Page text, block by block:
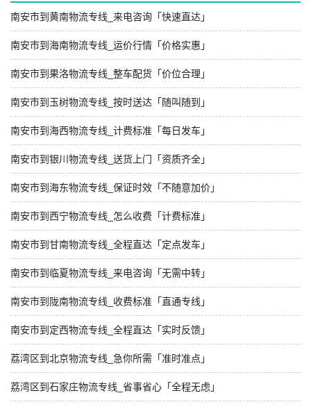
南安市到黄南物流专线_来电咨询「快速直达」
南安市到海南物流专线_运价行情「价格实惠」
南安市到果洛物流专线_整车配货「价位合理」
南安市到玉树物流专线_按时送达「随叫随到」
南安市到海西物流专线_计费标准「每日发车」
南安市到银川物流专线_送货上门「资质齐全」
南安市到海东物流专线_保证时效「不随意加价」
南安市到西宁物流专线_怎么收费「计费标准」
南安市到甘南物流专线_全程直达「定点发车」
南安市到临夏物流专线_来电咨询「无需中转」
南安市到陇南物流专线_收费标准「直通专线」
南安市到定西物流专线_全程直达「实时反馈」
荔湾区到北京物流专线_急你所需「准时准点」
荔湾区到石家庄物流专线_省事省心「全程无虑」